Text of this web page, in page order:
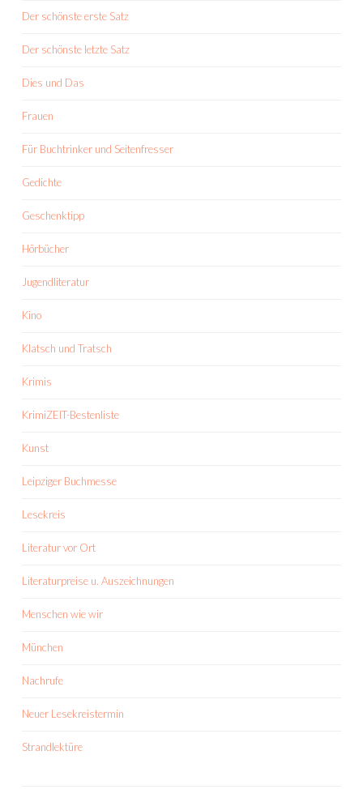
Der schönste erste Satz
Der schönste letzte Satz
Dies und Das
Frauen
Für Buchtrinker und Seitenfresser
Gedichte
Geschenktipp
Hörbücher
Jugendliteratur
Kino
Klatsch und Tratsch
Krimis
KrimiZEIT-Bestenliste
Kunst
Leipziger Buchmesse
Lesekreis
Literatur vor Ort
Literaturpreise u. Auszeichnungen
Menschen wie wir
München
Nachrufe
Neuer Lesekreistermin
Strandlektüre